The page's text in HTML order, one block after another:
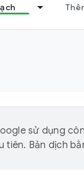
sử dụng
tiên. Bản dịch